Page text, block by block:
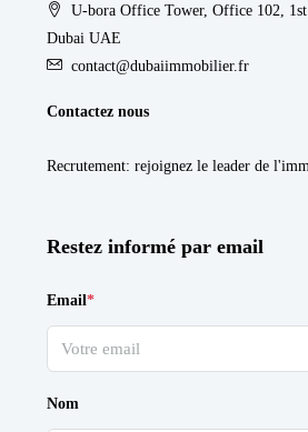
U-bora Office Tower, Office 102,
Dubai UAE
contact@dubaiimmobilier.fr
Contactez nous
Recrutement: rejoignez le leader de
Restez informé par email
Email*
Nom